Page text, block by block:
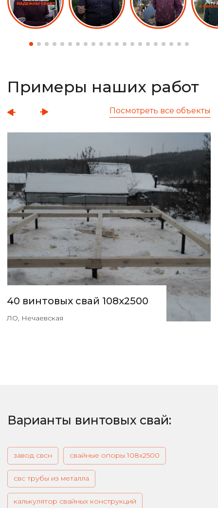
Примеры наших работ
Посмотреть все объекты
40 винтовых свай 108х2500
ЛО, Нечаевская
Варианты винтовых свай:
завод свсн свайные опоры 108х2500
свс трубы из металла
калькулятор свайных конструкций